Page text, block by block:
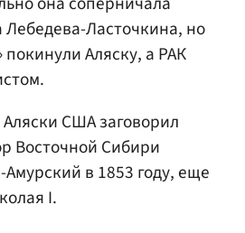
Ласточкина, но
Аляску, а РАК
США заговорил
Восточной Сибири
в 1853 году, еще
I.